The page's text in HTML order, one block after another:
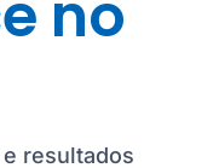
no
resultados